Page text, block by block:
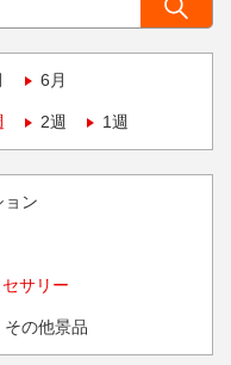
6月
2週 1週
ョン
サリー
その他景品